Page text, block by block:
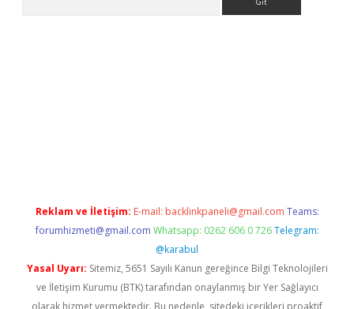
Reklam ve İletişim: E-mail: backlinkpaneli@gmail.com Teams:
forumhizmeti@gmail.com Whatsapp: 0262 606 0 726 Telegram:
@karabul
Yasal Uyarı: Sitemiz, 5651 Sayılı Kanun gereğince Bilgi Teknolojileri
ve İletişim Kurumu (BTK) tarafından onaylanmış bir Yer Sağlayıcı
olarak hizmet vermektedir. Bu nedenle, sitedeki içerikleri proaktif